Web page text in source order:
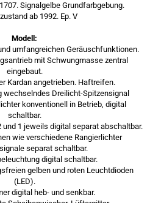
Signalgelbe Grundfarbgebung.
ab 1992. Ep. V
Modell:
umfangreichen Geräuschfunktionen.
mit Schwungmasse zentral
eingebaut.
Kardan angetrieben. Haftreifen.
wechselndes Dreilicht-Spitzensignal
konventionell in Betrieb, digital
schaltbar.
1 jeweils digital separat abschaltbar.
wie verschiedene Rangierlichter
separat schaltbar.
digital schaltbar.
gelben und roten Leuchtdioden
(LED).
digital heb- und senkbar.